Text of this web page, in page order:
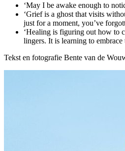
‘May I be awake enough to
‘Grief is a ghost that visits
just for a moment, you’ve
‘Healing is figuring out how to
lingers. It is learning to
Tekst en fotografie Bente van de